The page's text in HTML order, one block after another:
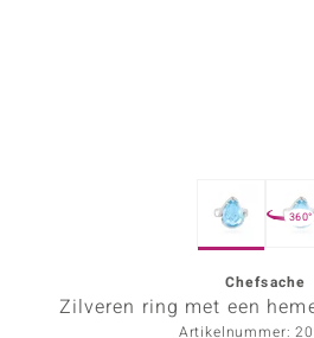
360°
Chefsache
Zilveren ring met een
Artikelnummer: